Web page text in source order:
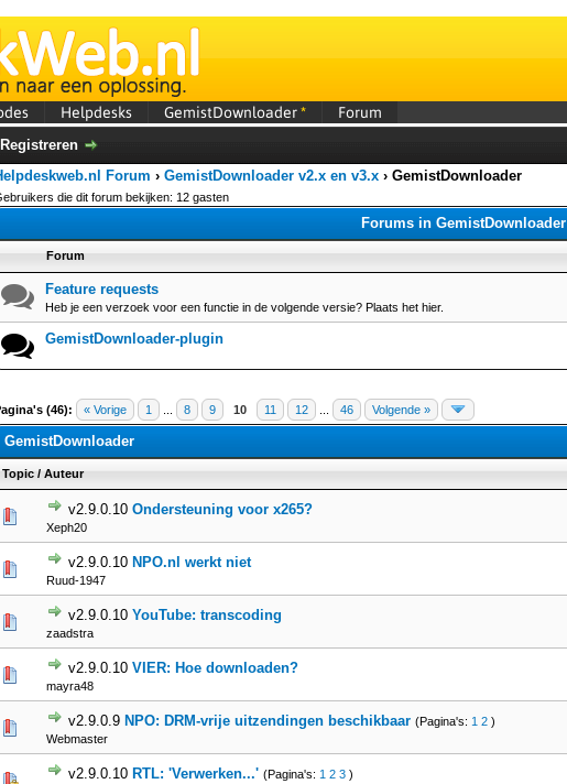
Helpdesks GemistDownloader* Forum
Registreren
Forum › GemistDownloader v2.x en v3.x › GemistDownloader
die dit forum bekijken: 12 gasten
Forums in GemistDownloader
Forum
Feature requests
Heb je een verzoek voor een functie in de volgende versie? Plaats het hier.
GemistDownloader-plugin
(46): « Vorige 1 8 9 10 11 12 46 Volgende »
GemistDownloader
Topic / Auteur
v2.9.0.10 Ondersteuning voor x265?
Xeph20
v2.9.0.10 NPO.nl werkt niet
Ruud-1947
v2.9.0.10 YouTube: transcoding
zaadstra
v2.9.0.10 VIER: Hoe downloaden?
mayra48
v2.9.0.9 NPO: DRM-vrije uitzendingen beschikbaar (Pagina's: 1 2 )
Webmaster
v2.9.0.10 RTL: 'Verwerken...' (Pagina's: 1 2 3 )